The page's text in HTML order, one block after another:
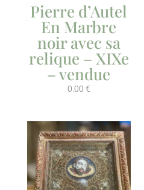
Pierre d’Autel
En Marbre
noir avec sa
relique – XIXe
– vendue
0.00 €